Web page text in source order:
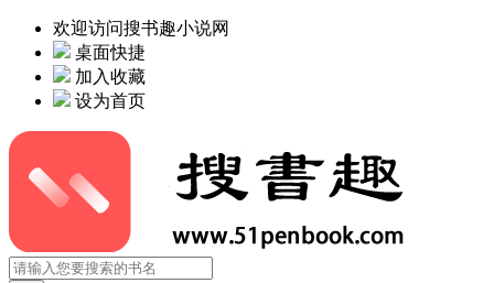
欢迎访问搜书趣小说网
桌面快捷
加入收藏
设为首页